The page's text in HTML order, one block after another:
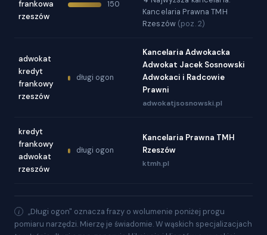
frankowa
rzeszów
150
Kancelaria Prawna TMH
Rzeszów (poz. 2)
adwokat
kredyt
frankowy
rzeszów
długi ogon
Kancelaria Adwokacka
Adwokat Jacek Sosnowski
Adwokaci i Radcowie
Prawni
adwokatjsosnowski.pl
kredyt
frankowy
adwokat
rzeszów
długi ogon
Kancelaria Prawna TMH
Rzeszów
ktmh.pl
„Długi ogon" oznacza frazy o wolumenie poniżej progu
pomiaru narzędzi. Mierzę je świadomie. W wąskich specjalizacjach